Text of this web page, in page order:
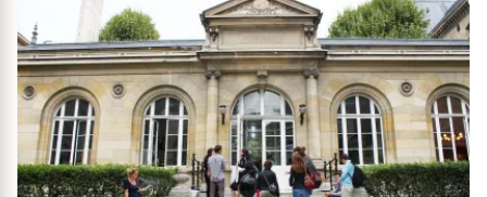
CONTACTS
Eric RODITI
Responsable du parcours
Contacter